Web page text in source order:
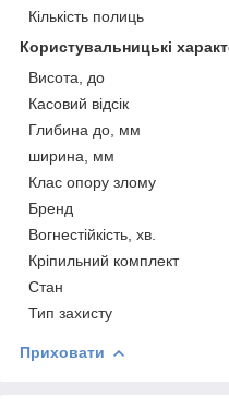
Кількість полиць
Користувальницькі
Висота, до
Касовий відсік
Глибина до, мм
ширина, мм
Клас опору злому
Бренд
Вогнестійкість, хв.
Кріпильний комплект
Стан
Тип захисту
Приховати